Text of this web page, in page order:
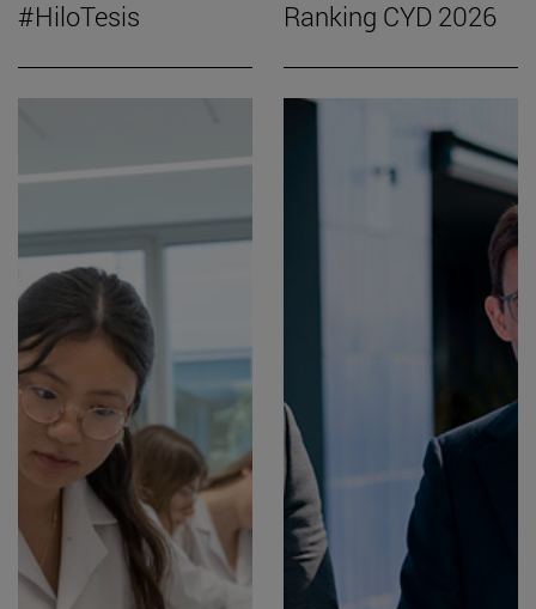
#HiloTesis
Ranking CYD 2026